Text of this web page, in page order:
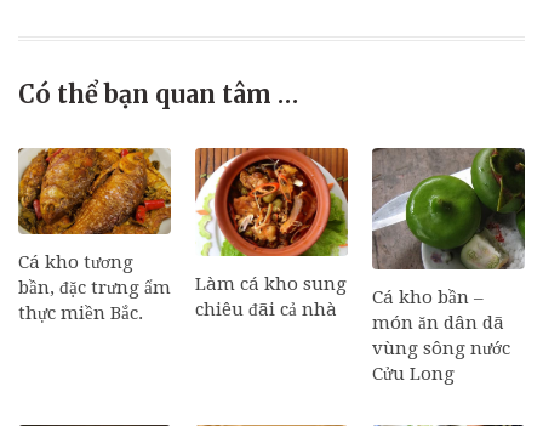
Có thể bạn quan tâm …
Cá kho tương
bần, đặc trưng ẩm
thực miền Bắc.
Làm cá kho sung
chiêu đãi cả nhà
Cá kho bần –
món ăn dân dã
vùng sông nước
Cửu Long